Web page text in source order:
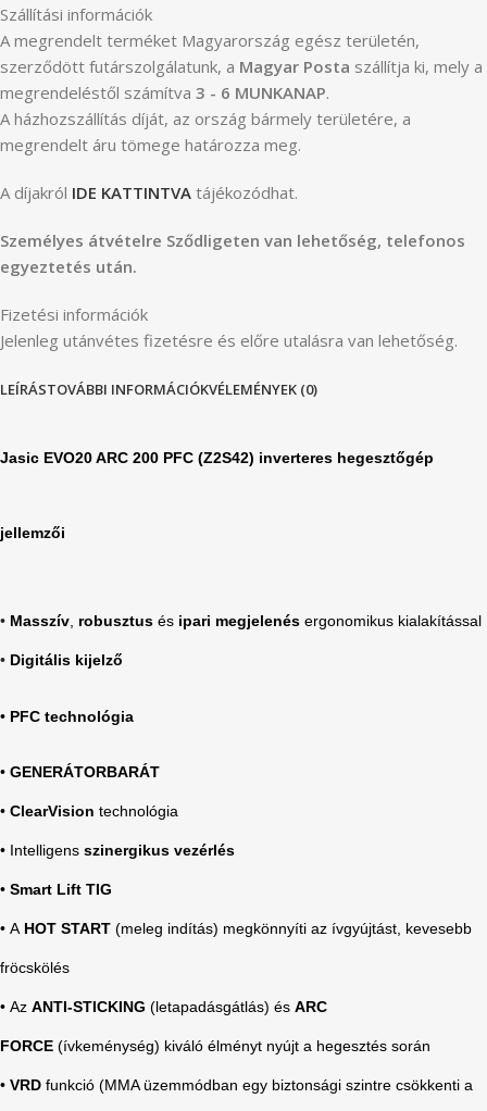
Szállítási információk
A megrendelt terméket Magyarország egész területén,
szerződött futárszolgálatunk, a Magyar Posta szállítja ki, mely a
megrendeléstől számítva 3 - 6 MUNKANAP.
A házhozszállítás díját, az ország bármely területére, a
megrendelt áru tömege határozza meg.
A díjakról IDE KATTINTVA tájékozódhat.
Személyes átvételre Sződligeten van lehetőség, telefonos
egyeztetés után.
Fizetési információk
Jelenleg utánvétes fizetésre és előre utalásra van lehetőség.
LEÍRÁSTOVÁBBI INFORMÁCIÓKVÉLEMÉNYEK (0)
Jasic EVO20 ARC 200 PFC (Z2S42) inverteres hegesztőgép
jellemzői
• Masszív robusztus és ipari megjelenés ergonomikus kialakítással
• Digitális kijelző
• PFC technológia
• GENERÁTORBARÁT
• ClearVision technológia
• Intelligens szinergikus vezérlés
• Smart Lift TIG
• A HOT START (meleg indítás) megkönnyíti az ívgyújtást, kevesebb
fröcskölés
• Az ANTI-STICKING (letapadásgátlás) és ARC
FORCE (ívkeménység) kiváló élményt nyújt a hegesztés során
• VRD funkció (MMA üzemmódban egy biztonsági szintre csökkenti a